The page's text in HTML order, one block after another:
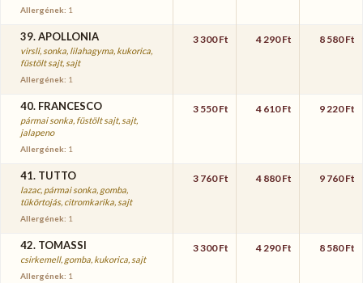
Allergének: 1
39. APOLLONIA
virsli, sonka, lilahagyma, kukorica,
füstölt sajt, sajt
Allergének: 1
3 300 Ft 4 290 Ft 8 580 Ft
40. FRANCESCO
pármai sonka, füstölt sajt, sajt,
jalapeno
Allergének: 1
3 550 Ft 4 610 Ft 9 220 Ft
41. TUTTO
lazac, pármai sonka, gomba,
tükörtojás, citromkarika, sajt
Allergének: 1
3 760 Ft 4 880 Ft 9 760 Ft
42. TOMASSI
csirkemell, gomba, kukorica, sajt
Allergének: 1
3 300 Ft 4 290 Ft 8 580 Ft